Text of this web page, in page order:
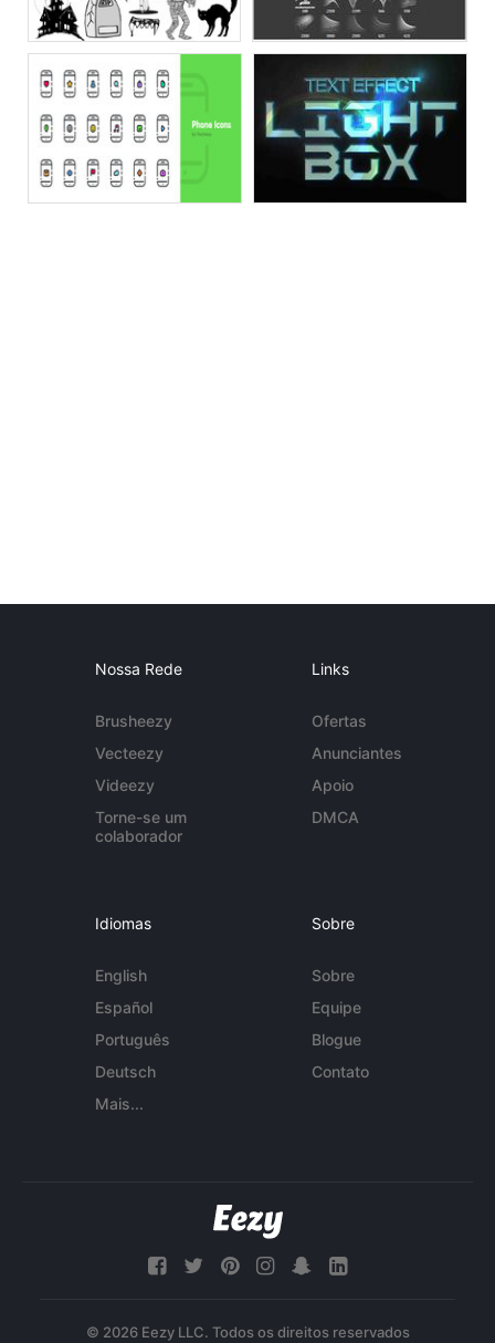
Nossa Rede
Brusheezy
Vecteezy
Videezy
Torne-se um
colaborador
Links
Ofertas
Anunciantes
Apoio
DMCA
Idiomas
English
Español
Português
Deutsch
Mais...
Sobre
Sobre
Equipe
Blogue
Contato
© 2026 Eezy LLC. Todos os direitos reservados